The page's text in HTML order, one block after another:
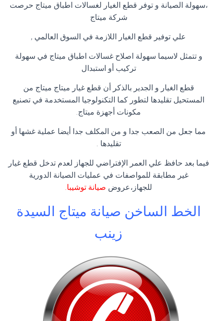
،سهولة الصيانة و توفر قطع الغيار لغسالات اطباق ميتاج حرصت
شركة ميتاج
علي توفير قطع الغيار اللازمة في السوق العالمي ,
و تتمثل لاسيما سهولة اصلاح غسالات اطباق ميتاج في سهولة
تركيب أو استبدال
قطع الغيار و الجدير بالذكر أن قطع غيار ميتاج ميتاج من
المستحيل تقليدها لتطور كما التكنولوجيا المستخدمة في تصنيع
مكونات أجهزة ميتاج.
مما جعل من الصعب جدا و من المكلف جدا أيضا عملية غشها أو
تقليدها .
فيما بعد حافظ علي العمر الإفتراضي للجهاز لعدم تدخل قطع غيار
غير مطابقة للمواصفات في عمليات الصيانة الدورية
للجهاز،عروض صيانة توشيبا.
الخط الساخن صيانة ميتاج السيدة
زينب